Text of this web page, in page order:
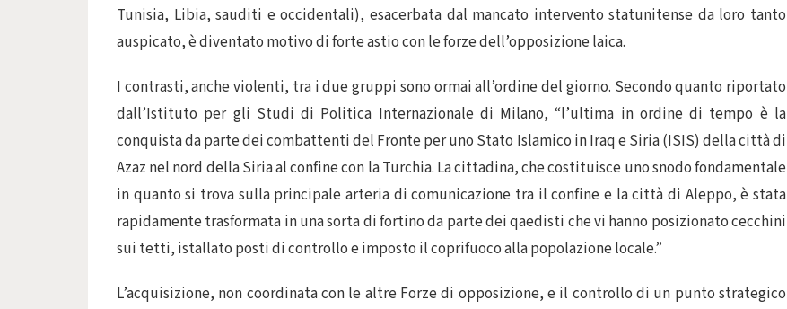
Tunisia, Libia, sauditi e occidentali), esacerbata dal mancato intervento statunitense da loro tanto
auspicato, è diventato motivo di forte astio con le forze dell’opposizione laica.
I contrasti, anche violenti, tra i due gruppi sono ormai all’ordine del giorno. Secondo quanto riportato
dall’Istituto per gli Studi di Politica Internazionale di Milano, “l’ultima in ordine di tempo è la
conquista da parte dei combattenti del Fronte per uno Stato Islamico in Iraq e Siria (ISIS) della città di
Azaz nel nord della Siria al confine con la Turchia. La cittadina, che costituisce uno snodo fondamentale
in quanto si trova sulla principale arteria di comunicazione tra il confine e la città di Aleppo, è stata
rapidamente trasformata in una sorta di fortino da parte dei qaedisti che vi hanno posizionato cecchini
sui tetti, istallato posti di controllo e imposto il coprifuoco alla popolazione locale.”
L’acquisizione, non coordinata con le altre Forze di opposizione, e il controllo di un punto strategico